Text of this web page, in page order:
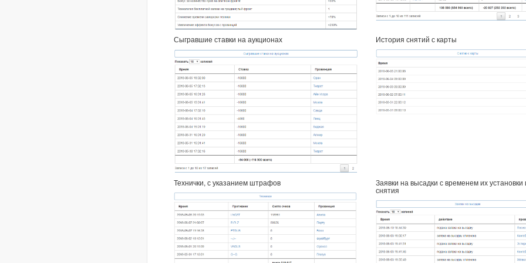
Сыгравшие ставки на аукционах История снятий с карты
Технички, с указанием штрафов Заявки на высадки с временем их установки
снятия